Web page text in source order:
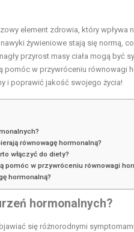
element zdrowia, który
żywieniowe stają się normą,
przyrost masy ciała mogą być
pomóc w przywróceniu równowagi
i poprawić jakość swojego życia!
równowagę hormonalną?
włączyć do diety?
pomóc w przywróceniu równowagi
hormonalną?
hormonalnych?
się różnorodnymi